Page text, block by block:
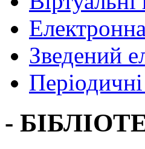
Зведений
-